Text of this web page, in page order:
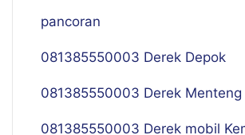
pancoran
081385550003 Derek Depok
081385550003 Derek
081385550003 Derek mobil